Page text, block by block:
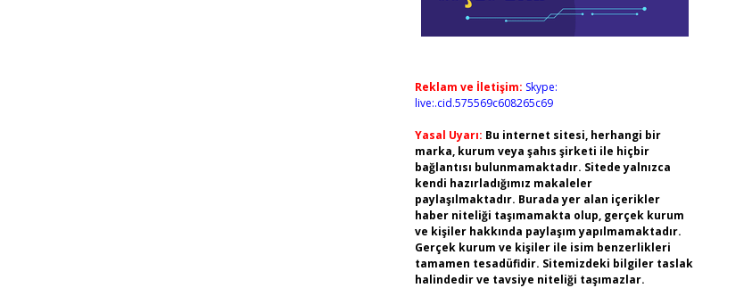
Reklam ve İletişim: Skype:
live:.cid.575569c608265c69
Yasal Uyarı: Bu internet sitesi, herhangi bir
marka, kurum veya şahıs şirketi ile hiçbir
bağlantısı bulunmamaktadır. Sitede yalnızca
kendi hazırladığımız makaleler
paylaşılmaktadır. Burada yer alan içerikler
haber niteliği taşımamakta olup, gerçek kurum
ve kişiler hakkında paylaşım yapılmamaktadır.
Gerçek kurum ve kişiler ile isim benzerlikleri
tamamen tesadüfidir. Sitemizdeki bilgiler taslak
halindedir ve tavsiye niteliği taşımazlar.